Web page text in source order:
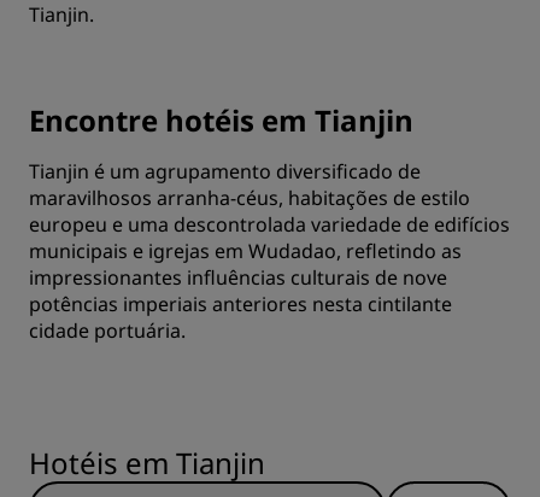
Tianjin.
Encontre hotéis em Tianjin
Tianjin é um agrupamento diversificado de
maravilhosos arranha-céus, habitações de estilo
europeu e uma descontrolada variedade de edifícios
municipais e igrejas em Wudadao, refletindo as
impressionantes influências culturais de nove
potências imperiais anteriores nesta cintilante
cidade portuária.
Hotéis em Tianjin